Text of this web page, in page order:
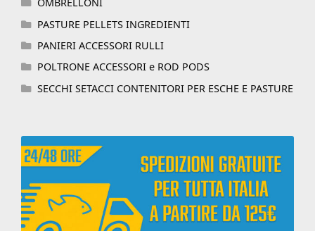
PASTURE PELLETS INGREDIENTI
PANIERI ACCESSORI RULLI
POLTRONE ACCESSORI e ROD PODS
SECCHI SETACCI CONTENITORI PER ESCHE E PASTURE